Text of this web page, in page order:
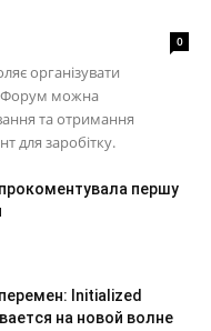
0
організувати
Форум можна
та отримання
для заробітку.
прокоментувала першу
Initialized
на новой волне